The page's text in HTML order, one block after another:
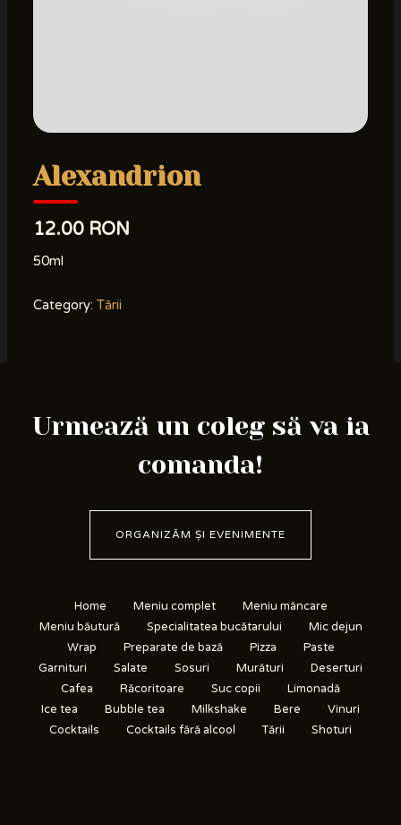
Alexandrion
12.00 RON
50ml
Category:Tării
Urmează un coleg să va ia
comanda!
ORGANIZĂM ȘI EVENIMENTE
Home Meniu complet
Meniu mâncare
Meniu băutură
Specialitatea bucătarului
Mic dejun
Wrap
Preparate de bază Pizza
Paste
Garnituri
Salate Sosuri Murături
Deserturi
Cafea
Răcoritoare Suc copii
Limonadă
Ice tea
Bubble tea Milkshake Bere
Vinuri
Cocktails
Cocktails fără alcool Tării Shoturi